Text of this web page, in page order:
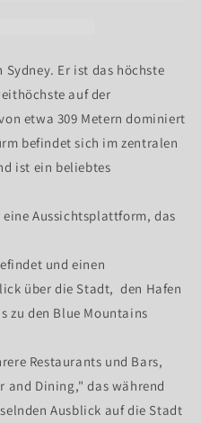
Sydney. Er ist das höchste
auf der
etwa 309 Metern dominiert
befindet sich im zentralen
ist ein beliebtes
eine Aussichtsplattform, das
und einen
über die Stadt, den Hafen
zu den Blue Mountains
Restaurants und Bars,
and Dining," das während
Ausblick auf die Stadt